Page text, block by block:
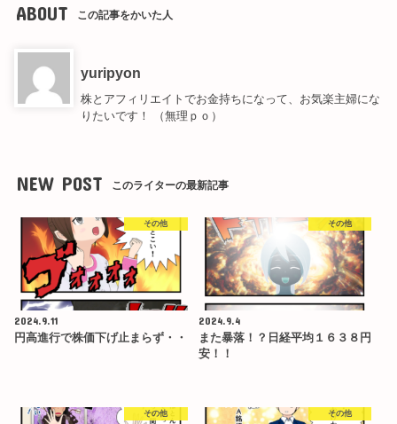
ABOUT この記事をかいた人
yuripyon
株とアフィリエイトでお金持ちになって、お気楽主婦にな
りたいです！ （無理ｐｏ）
NEW POST このライターの最新記事
その他
2024.9.11
円高進行で株価下げ止まらず・・
その他
2024.9.4
また暴落！？日経平均１６３８円
安！！
その他 その他